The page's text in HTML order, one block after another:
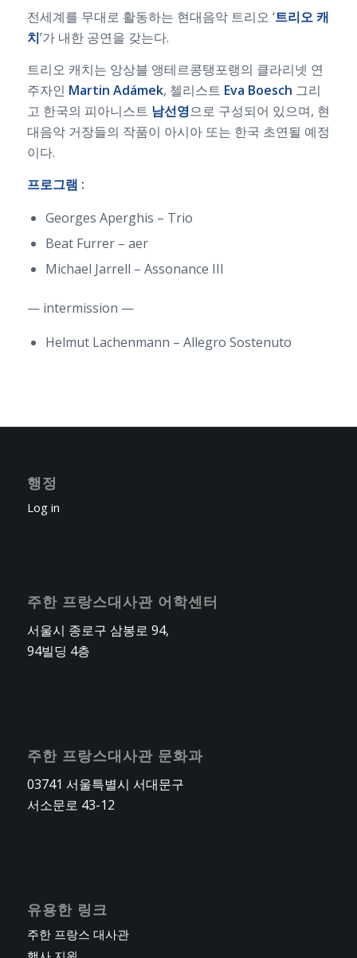
전세계를 무대로 활동하는 현대음악 트리오 ‘트리오 캐
치’가 내한 공연을 갖는다.
트리오 캐치는 앙상블 앵테르콩탱포랭의 클라리넷 연
주자인 Martin Adámek, 첼리스트 Eva Boesch 그리
고 한국의 피아니스트 남선영으로 구성되어 있으며, 현
대음악 거장들의 작품이 아시아 또는 한국 초연될 예정
이다.
프로그램 :
Georges Aperghis – Trio
Beat Furrer – aer
Michael Jarrell – Assonance III
— intermission —
Helmut Lachenmann – Allegro Sostenuto
행정
Log in
주한 프랑스대사관 어학센터
서울시 종로구 삼봉로 94,
94빌딩 4층
주한 프랑스대사관 문화과
03741 서울특별시 서대문구
서소문로 43-12
유용한 링크
주한 프랑스 대사관